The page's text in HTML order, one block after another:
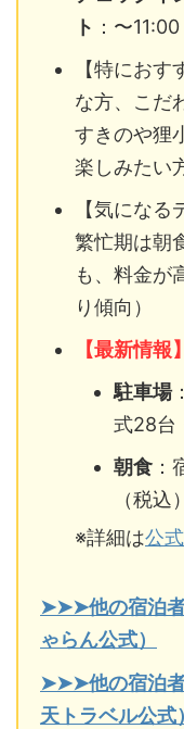
ト ：〜11:00
【特にお
な方、こだ
すきのや狸
楽しみたい
【気になる
繁忙期は朝
も、料金が
り傾向）
【最新情報】
駐車場
式28台
朝食
（税込）
※詳細は公
➤➤➤他の宿泊者
ゃらん公式）
➤➤➤他の宿泊者
天トラベル公式）